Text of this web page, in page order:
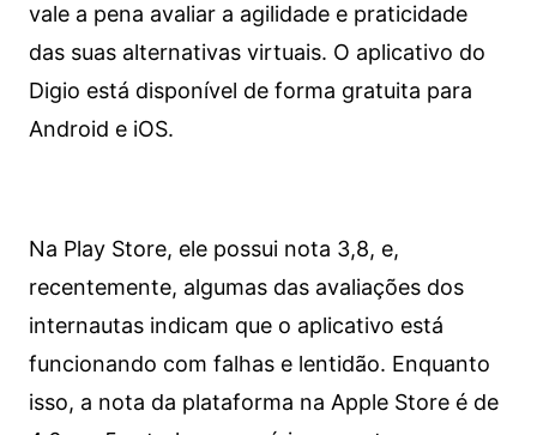
vale a pena avaliar a agilidade e praticidade
das suas alternativas virtuais. O aplicativo do
Digio está disponível de forma gratuita para
Android e iOS.
Na Play Store, ele possui nota 3,8, e,
recentemente, algumas das avaliações dos
internautas indicam que o aplicativo está
funcionando com falhas e lentidão. Enquanto
isso, a nota da plataforma na Apple Store é de